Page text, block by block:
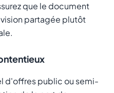
que le document
partagée plutôt
d'offres public ou semi-